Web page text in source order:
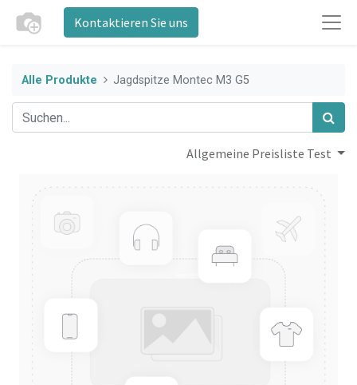
Kontaktieren Sie uns
Alle Produkte Jagdspitze Montec M3 G5
Allgemeine Preisliste Test